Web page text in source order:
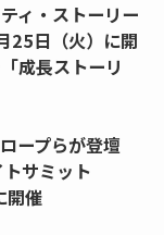
ィ・ストーリー
25日（火）に開
成長ストーリ
ープらが登壇
トサミット
開催